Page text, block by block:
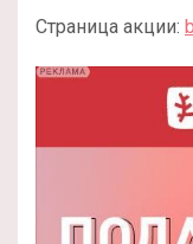
Страница акции: